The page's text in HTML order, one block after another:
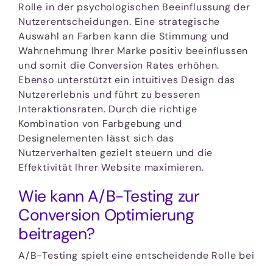
Rolle in der psychologischen Beeinflussung der
Nutzerentscheidungen. Eine strategische
Auswahl an Farben kann die Stimmung und
Wahrnehmung Ihrer Marke positiv beeinflussen
und somit die Conversion Rates erhöhen.
Ebenso unterstützt ein intuitives Design das
Nutzererlebnis und führt zu besseren
Interaktionsraten. Durch die richtige
Kombination von Farbgebung und
Designelementen lässt sich das
Nutzerverhalten gezielt steuern und die
Effektivität Ihrer Website maximieren.
Wie kann A/B-Testing zur
Conversion Optimierung
beitragen?
A/B-Testing spielt eine entscheidende Rolle bei